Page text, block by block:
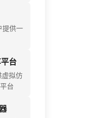
提供一
台
虚拟仿
台